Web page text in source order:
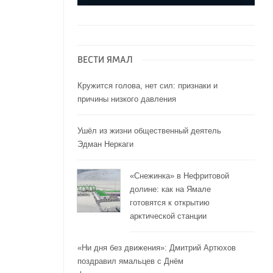
ВЕСТИ ЯМАЛ
Кружится голова, нет сил: признаки и
причины низкого давления
Ушёл из жизни общественный деятель
Эдман Неркаги
«Снежинка» в Нефритовой
долине: как на Ямале
готовятся к открытию
арктической станции
«Ни дня без движения»: Дмитрий Артюхов
поздравил ямальцев с Днём